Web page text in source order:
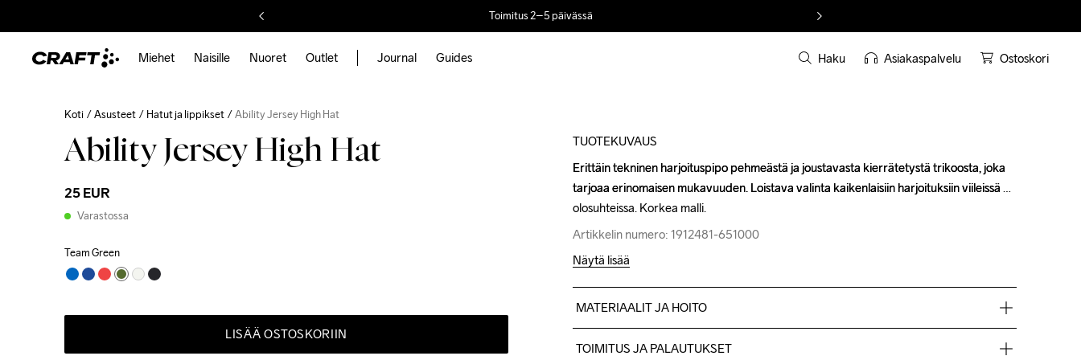
Toimitus 2–5 päivässä
Miehet Naisille Nuoret Outlet Journal Guides Haku Asiakaspalvelu Ostoskori
Koti Asusteet Hatut ja lippikset Ability Jersey High Hat
Ability Jersey High Hat
25 EUR
Varastossa
Team Green
LISÄÄ OSTOSKORIIN
TUOTEKUVAUS
Erittäin tekninen harjoituspipo pehmeästä ja joustavasta kierrätetystä trikoosta, joka
tarjoaa erinomaisen mukavuuden. Loistava valinta kaikenlaisiin harjoituksiin viileissä
olosuhteissa. Korkea malli.
Artikkelin numero: 1912481-651000
Erittäin tekninen harjoituspipo pehmeästä ja joustavasta kierrätetystä trikoosta, joka
tarjoaa erinomaisen mukavuuden. Loistava valinta kaikenlaisiin harjoituksiin viileissä
olosuhteissa. Korkea malli.
Artikkelin numero: 1912481-651000
Näytä lisää
MATERIAALIT JA HOITO
TOIMITUS JA PALAUTUKSET